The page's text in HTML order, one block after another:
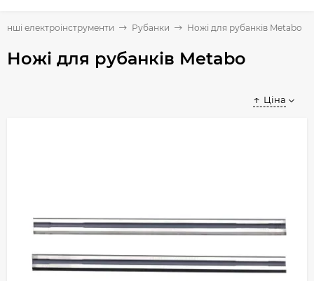
Інші електроінструменти Рубанки Ножі для рубанків Metabo
Ножі для рубанків Metabo
Ціна